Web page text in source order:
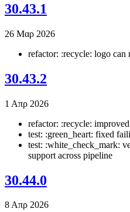
30.43.1
26 Μαρ 2026
refactor: :recycle: logo can
30.43.2
1 Απρ 2026
refactor: :recycle:
test: :green_heart: fixed
test: :white_check_mark:
support across pipeline
30.44.0
8 Απρ 2026